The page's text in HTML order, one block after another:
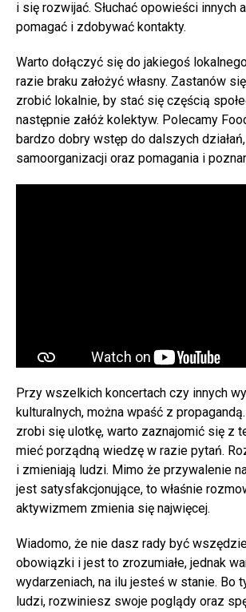
i się rozwijać. Słuchać opowieści innych
pomagać i zdobywać kontakty.
Warto dołączyć się do jakiegoś
razie braku założyć własny. Zastanów
zrobić lokalnie, by stać się częścią
następnie załóż kolektyw. Polecamy
bardzo dobry wstęp do dalszych
samoorganizacji oraz pomagania i
Przy wszelkich koncertach czy innych
kulturalnych, można wpaść z
zrobi się ulotkę, warto zaznajomić się z
mieć porządną wiedzę w razie pytań.
i zmieniają ludzi. Mimo że przywalenie
jest satysfakcjonujące, to właśnie
aktywizmem zmienia się najwięcej.
Wiadomo, że nie dasz rady być
obowiązki i jest to zrozumiałe, jednak
wydarzeniach, na ilu jesteś w stanie. Bo
ludzi, rozwiniesz swoje poglądy oraz